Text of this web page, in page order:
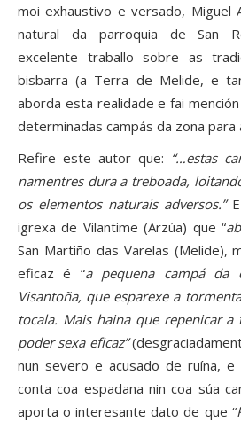
moi exhaustivo e versado, Miguel
natural da parroquia de San
excelente traballo sobre as
bisbarra (a Terra de Melide, e
aborda esta realidade e fai
determinadas campás da zona
Refire este autor que: “…estas
namentres dura a treboada,
os elementos naturais adversos.”E
igrexa de Vilantime (Arzúa) que “
San Martiño das Varelas (Melide),
eficaz é “a pequena campá da
Visantoña, que esparexe a
tocala. Mais haina que repenicar
poder sexa eficaz”
nun severo e acusado de ruína, e
conta coa espadana nin coa súa
aporta o interesante dato de que “